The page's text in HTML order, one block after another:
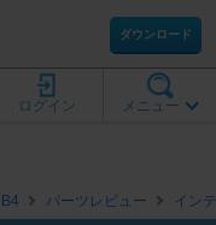
ダウンロード
メニュー
ログイン
パーツレビュー イン